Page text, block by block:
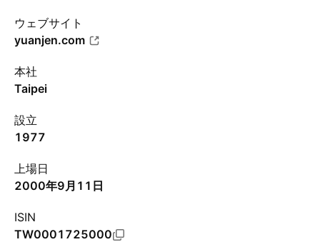
ウェブサイト
yuanjen.com
本社
Taipei
設立
1977
上場日
2000年9月11日
ISIN
TW0001725000